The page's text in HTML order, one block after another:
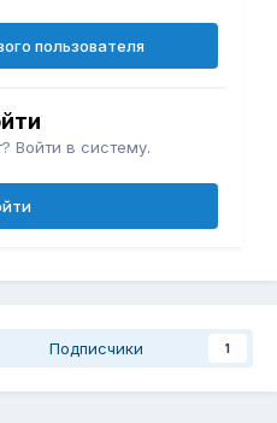
пользователя
Войти в систему.
Подписчики 1